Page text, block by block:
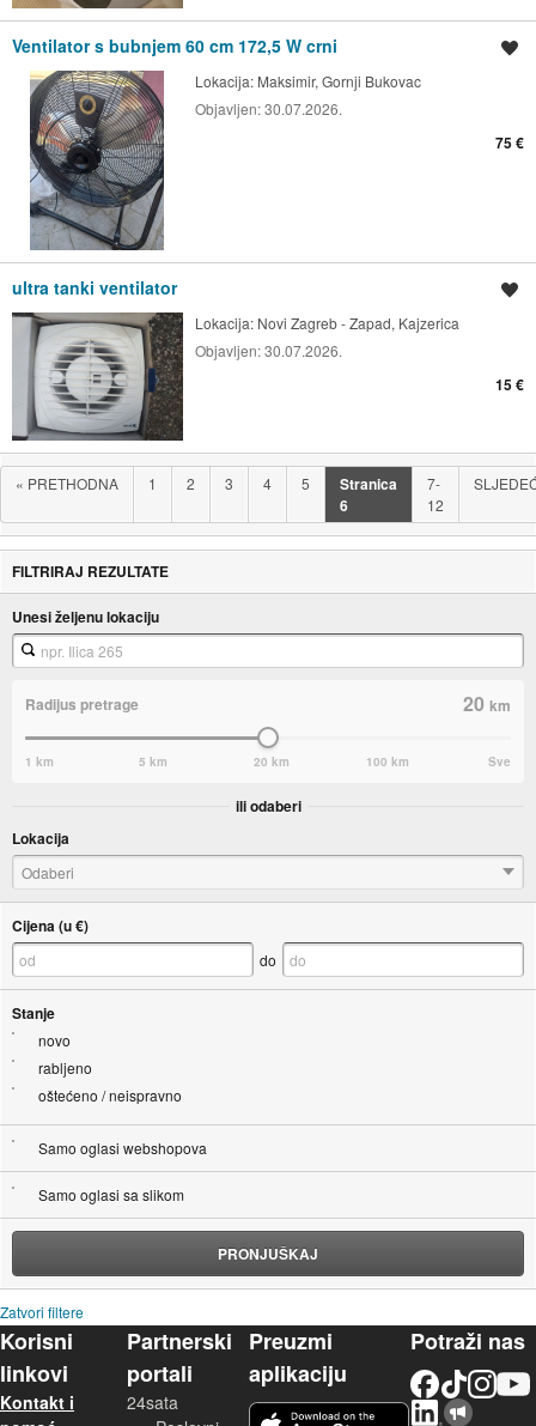
Ventilator s bubnjem 60 cm 172,5 W crni
Lokacija: Maksimir, Gornji Bukovac
Objavljen:30.07.2026.
75 €
ultra tanki ventilator
Lokacija: Novi Zagreb - Zapad, Kajzerica
Objavljen:30.07.2026.
15 €
« PRETHODNA 1 2 3 4 5
Stranica
6
7-
12
FILTRIRAJ REZULTATE
Unesi željenu lokaciju
Radijus pretrage 20km
1 km 5 km 20 km 100 km Sve
ili odaberi
Lokacija
Odaberi
Cijena (u €)
do
Stanje
novo
rabljeno
oštećeno / neispravno
Samo oglasi webshopova
Samo oglasi sa slikom
PRONJUŠKAJ
Zatvori filtere
Korisni
linkovi
Kontakt i
Partnerski
portali
24sata
Preuzmi
aplikaciju
Potraži nas